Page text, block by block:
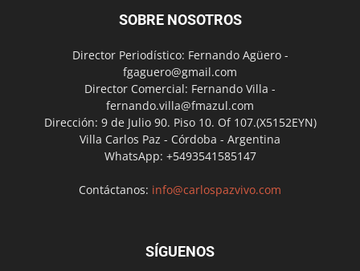
SOBRE NOSOTROS
Director Periodístico: Fernando Agüero -
fgaguero@gmail.com
Director Comercial: Fernando Villa -
fernando.villa@fmazul.com
Dirección: 9 de Julio 90. Piso 10. Of 107.(X5152EYN)
Villa Carlos Paz - Córdoba - Argentina
WhatsApp: +5493541585147
Contáctanos: info@carlospazvivo.com
SÍGUENOS